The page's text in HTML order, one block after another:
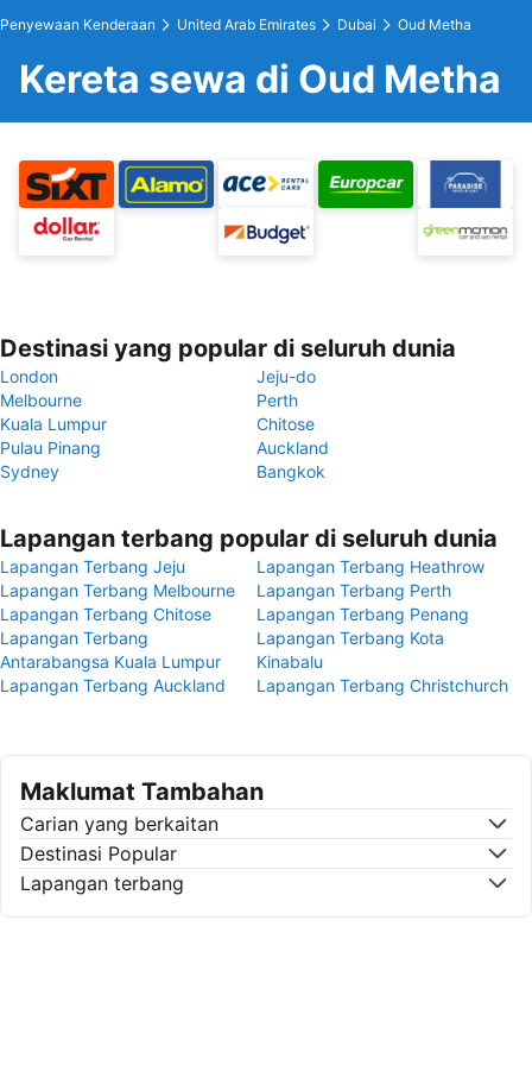
Penyewaan Kenderaan United Arab Emirates Dubai Oud Metha
Kereta sewa di Oud Metha
Destinasi yang popular di seluruh dunia
London
Jeju-do
Melbourne
Perth
Kuala Lumpur
Chitose
Pulau Pinang
Auckland
Sydney
Bangkok
Lapangan terbang popular di seluruh dunia
Lapangan Terbang Jeju
Lapangan Terbang Heathrow
Lapangan Terbang Melbourne
Lapangan Terbang Perth
Lapangan Terbang Chitose
Lapangan Terbang Penang
Lapangan Terbang
Antarabangsa Kuala Lumpur
Lapangan Terbang Kota
Kinabalu
Lapangan Terbang Auckland
Lapangan Terbang Christchurch
Maklumat Tambahan
Carian yang berkaitan
Destinasi Popular
Lapangan terbang